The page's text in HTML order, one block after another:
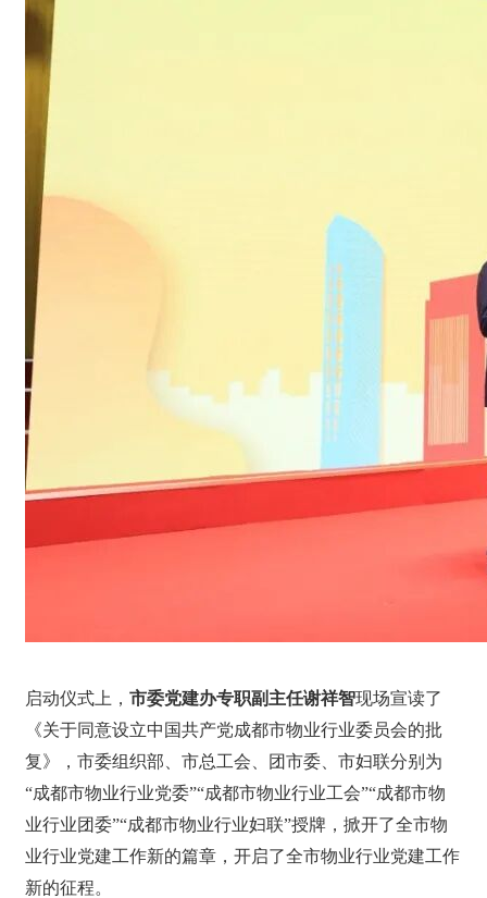
启动仪式上， 市委党建办专职副主任谢祥智现场宣读了
《关于同意设立中国共产党成都市物业行业委员会的批
复》，市委组织部、市总工会、团市委、市妇联分别为
“成都市物业行业党委”“成都市物业行业工会”“成都市物
业行业团委”“成都市物业行业妇联”授牌，掀开了全市物
业行业党建工作新的篇章，开启了全市物业行业党建工作
新的征程。